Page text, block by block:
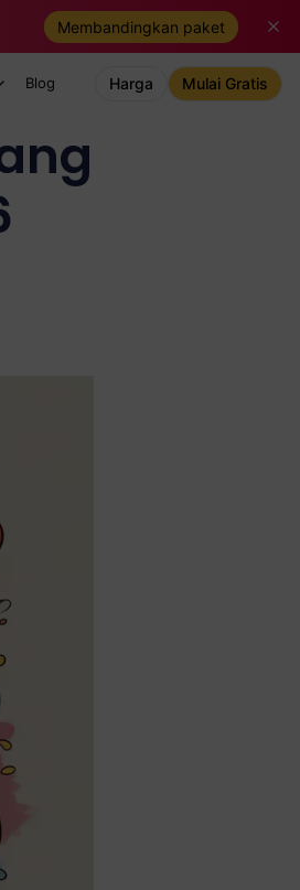
Membandingkan paket
Blog Harga Mulai Gratis